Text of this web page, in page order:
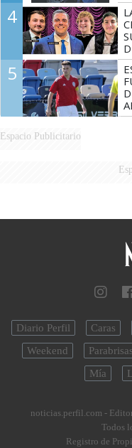
4
5
Espacio Publicitario
Diario Perfil Caras
Weekend
Parabrisas
Mía
noticias.perfil.com -
Todos
Registro de